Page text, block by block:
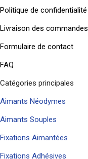
Politique de confidentialité
Livraison des commandes
Formulaire de contact
FAQ
Catégories principales
Aimants Néodymes
Aimants Souples
Fixations Aimantées
Fixations Adhésives